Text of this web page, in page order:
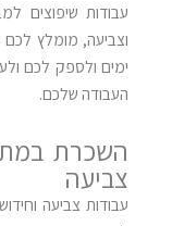
עבודות שיפוצים
וצביעה, מומלץ
ימים ולספק לכם
העבודה שלכם.
השכרת במת
צביעה
עבודות צביעה